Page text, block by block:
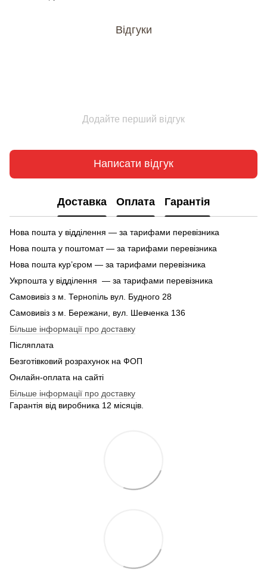
Відгуки
Додайте перший відгук
Написати відгук
Доставка Оплата Гарантія
Нова пошта у відділення — за тарифами перевізника
Нова пошта у поштомат — за тарифами перевізника
Нова пошта кур’єром — за тарифами перевізника
Укрпошта у відділення — за тарифами перевізника
Самовивіз з м. Тернопіль вул. Будного 28
Самовивіз з м. Бережани, вул. Шевченка 136
Більше інформації про доставку
Післяплата
Безготівковий розрахунок на ФОП
Онлайн-оплата на сайті
Більше інформації про доставку
Гарантія від виробника 12 місяців.